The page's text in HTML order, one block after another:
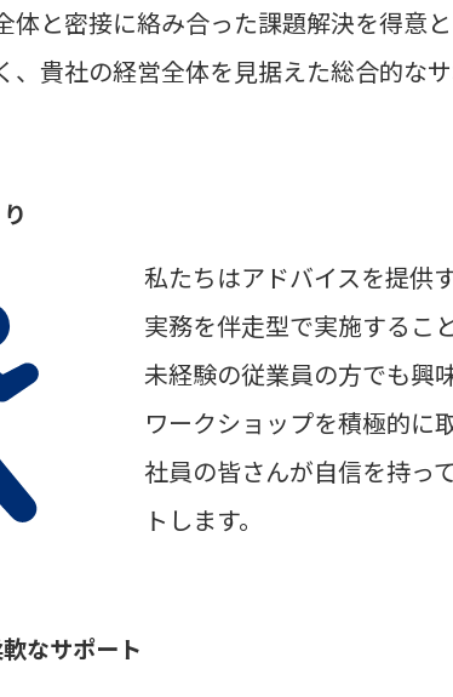
体と密接に絡み合った課題解決を得意と
、貴社の経営全体を見据えた総合的なサ
私たちはアドバイスを提供
実務を伴走型で実施するこ
未経験の従業員の方でも興
ワークショップを積極的に
社員の皆さんが自信を持っ
トします。
なサポート